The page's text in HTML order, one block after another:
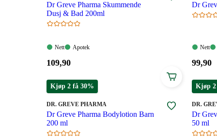
Dr Greve Pharma Skummende
Dusj & Bad 200ml
Nett:
Nett
Apotek:
Apotek
Pris:
kroner.
109,90
Dr
Nett:
Nett
Pris:
99,90
Kjøp 2 få 30%
MERKE:
DR. GREVE PHARMA
Dr Greve Pharma Bodylotion Barn
200 ml
Kjøp 2
MERKE:
DR.
Dr
50 ml